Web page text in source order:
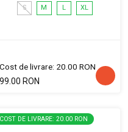
S M L XL
Cost de livrare: 20.00 RON
99.00 RON
COST DE LIVRARE: 20.00 RON